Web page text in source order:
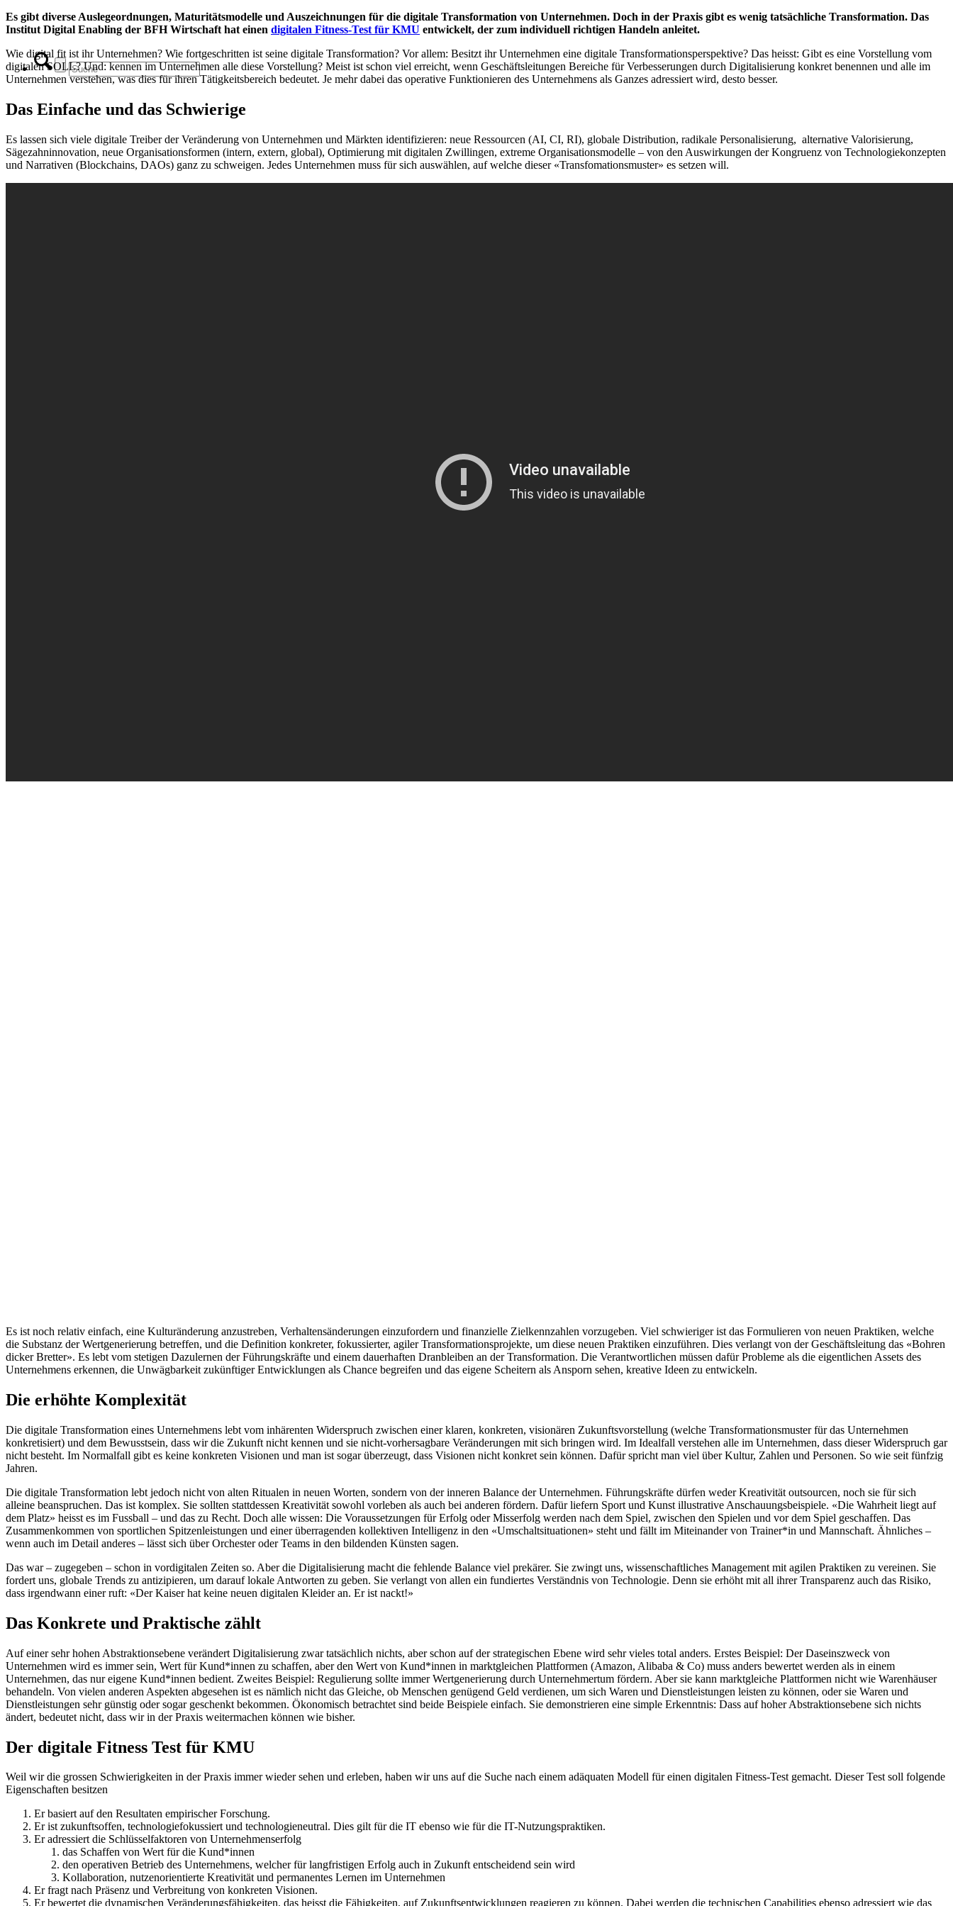
Es gibt diverse Auslegeordnungen, Maturitätsmodelle und Auszeichnungen für die digitale Transformation von Unternehmen. Doch in der Praxis gibt es wenig tatsächliche Transformation. Das
Institut Digital Enabling der BFH Wirtschaft hat einen digitalen Fitness-Test für KMU entwickelt, der zum individuell richtigen Handeln anleitet.
Wie digital fit ist ihr Unternehmen? Wie fortgeschritten ist seine digitale Transformation? Vor allem: Besitzt ihr Unternehmen eine digitale Transformationsperspektive? Das heisst: Gibt es eine Vorstellung vom
digitalen SOLL? Und: kennen im Unternehmen alle diese Vorstellung? Meist ist schon viel erreicht, wenn Geschäftsleitungen Bereiche für Verbesserungen durch Digitalisierung konkret benennen und alle im
Unternehmen verstehen, was dies für ihren Tätigkeitsbereich bedeutet. Je mehr dabei das operative Funktionieren des Unternehmens als Ganzes adressiert wird, desto besser.
Das Einfache und das Schwierige
Es lassen sich viele digitale Treiber der Veränderung von Unternehmen und Märkten identifizieren: neue Ressourcen (AI, CI, RI), globale Distribution, radikale Personalisierung, alternative Valorisierung,
Sägezahninnovation, neue Organisationsformen (intern, extern, global), Optimierung mit digitalen Zwillingen, extreme Organisationsmodelle – von den Auswirkungen der Kongruenz von Technologiekonzepten
und Narrativen (Blockchains, DAOs) ganz zu schweigen. Jedes Unternehmen muss für sich auswählen, auf welche dieser «Transfomationsmuster» es setzen will.
Es ist noch relativ einfach, eine Kulturänderung anzustreben, Verhaltensänderungen einzufordern und finanzielle Zielkennzahlen vorzugeben. Viel schwieriger ist das Formulieren von neuen Praktiken, welche
die Substanz der Wertgenerierung betreffen, und die Definition konkreter, fokussierter, agiler Transformationsprojekte, um diese neuen Praktiken einzuführen. Dies verlangt von der Geschäftsleitung das «Bohren
dicker Bretter». Es lebt vom stetigen Dazulernen der Führungskräfte und einem dauerhaften Dranbleiben an der Transformation. Die Verantwortlichen müssen dafür Probleme als die eigentlichen Assets des
Unternehmens erkennen, die Unwägbarkeit zukünftiger Entwicklungen als Chance begreifen und das eigene Scheitern als Ansporn sehen, kreative Ideen zu entwickeln.
Die erhöhte Komplexität
Die digitale Transformation eines Unternehmens lebt vom inhärenten Widerspruch zwischen einer klaren, konkreten, visionären Zukunftsvorstellung (welche Transformationsmuster für das Unternehmen
konkretisiert) und dem Bewusstsein, dass wir die Zukunft nicht kennen und sie nicht-vorhersagbare Veränderungen mit sich bringen wird. Im Idealfall verstehen alle im Unternehmen, dass dieser Widerspruch gar
nicht besteht. Im Normalfall gibt es keine konkreten Visionen und man ist sogar überzeugt, dass Visionen nicht konkret sein können. Dafür spricht man viel über Kultur, Zahlen und Personen. So wie seit fünfzig
Jahren.
Die digitale Transformation lebt jedoch nicht von alten Ritualen in neuen Worten, sondern von der inneren Balance der Unternehmen. Führungskräfte dürfen weder Kreativität outsourcen, noch sie für sich
alleine beanspruchen. Das ist komplex. Sie sollten stattdessen Kreativität sowohl vorleben als auch bei anderen fördern. Dafür liefern Sport und Kunst illustrative Anschauungsbeispiele. «Die Wahrheit liegt auf
dem Platz» heisst es im Fussball – und das zu Recht. Doch alle wissen: Die Voraussetzungen für Erfolg oder Misserfolg werden nach dem Spiel, zwischen den Spielen und vor dem Spiel geschaffen. Das
Zusammenkommen von sportlichen Spitzenleistungen und einer überragenden kollektiven Intelligenz in den «Umschaltsituationen» steht und fällt im Miteinander von Trainer*in und Mannschaft. Ähnliches –
wenn auch im Detail anderes – lässt sich über Orchester oder Teams in den bildenden Künsten sagen.
Das war – zugegeben – schon in vordigitalen Zeiten so. Aber die Digitalisierung macht die fehlende Balance viel prekärer. Sie zwingt uns, wissenschaftliches Management mit agilen Praktiken zu vereinen. Sie
fordert uns, globale Trends zu antizipieren, um darauf lokale Antworten zu geben. Sie verlangt von allen ein fundiertes Verständnis von Technologie. Denn sie erhöht mit all ihrer Transparenz auch das Risiko,
dass irgendwann einer ruft: «Der Kaiser hat keine neuen digitalen Kleider an. Er ist nackt!»
Das Konkrete und Praktische zählt
Auf einer sehr hohen Abstraktionsebene verändert Digitalisierung zwar tatsächlich nichts, aber schon auf der strategischen Ebene wird sehr vieles total anders. Erstes Beispiel: Der Daseinszweck von
Unternehmen wird es immer sein, Wert für Kund*innen zu schaffen, aber den Wert von Kund*innen in marktgleichen Plattformen (Amazon, Alibaba & Co) muss anders bewertet werden als in einem
Unternehmen, das nur eigene Kund*innen bedient. Zweites Beispiel: Regulierung sollte immer Wertgenerierung durch Unternehmertum fördern. Aber sie kann marktgleiche Plattformen nicht wie Warenhäuser
behandeln. Von vielen anderen Aspekten abgesehen ist es nämlich nicht das Gleiche, ob Menschen genügend Geld verdienen, um sich Waren und Dienstleistungen leisten zu können, oder sie Waren und
Dienstleistungen sehr günstig oder sogar geschenkt bekommen. Ökonomisch betrachtet sind beide Beispiele einfach. Sie demonstrieren eine simple Erkenntnis: Dass auf hoher Abstraktionsebene sich nichts
ändert, bedeutet nicht, dass wir in der Praxis weitermachen können wie bisher.
Der digitale Fitness Test für KMU
Weil wir die grossen Schwierigkeiten in der Praxis immer wieder sehen und erleben, haben wir uns auf die Suche nach einem adäquaten Modell für einen digitalen Fitness-Test gemacht. Dieser Test soll folgende
Eigenschaften besitzen
Er basiert auf den Resultaten empirischer Forschung.
Er ist zukunftsoffen, technologiefokussiert und technologieneutral. Dies gilt für die IT ebenso wie für die IT-Nutzungspraktiken.
Er adressiert die Schlüsselfaktoren von Unternehmenserfolg
das Schaffen von Wert für die Kund*innen
den operativen Betrieb des Unternehmens, welcher für langfristigen Erfolg auch in Zukunft entscheidend sein wird
Kollaboration, nutzenorientierte Kreativität und permanentes Lernen im Unternehmen
Er fragt nach Präsenz und Verbreitung von konkreten Visionen.
Er bewertet die dynamischen Veränderungsfähigkeiten, das heisst die Fähigkeiten, auf Zukunftsentwicklungen reagieren zu können. Dabei werden die technischen Capabilities ebenso adressiert wie das